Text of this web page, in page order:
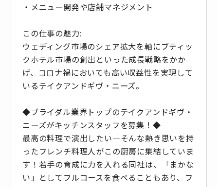
・メニュー開発や店舗マネジメント
この仕事の魅力:
ウェディング市場のシェア拡大を軸にブティッ
クホテル市場の創出といった成長戦略をかか
げ、コロナ禍においても高い収益性を実現して
いるテイクアンドギヴ・ニーズ。
◆ブライダル業界トップのテイクアンドギヴ・
ニーズがキッチンスタッフを募集！◆
最高の料理で演出したい―そんな熱き思いを持
ったフレンチ料理人がこの厨房に集結していま
す！若手の育成に力を入れる同社は、「まかな
い」としてフルコースを食べることもあり、フ